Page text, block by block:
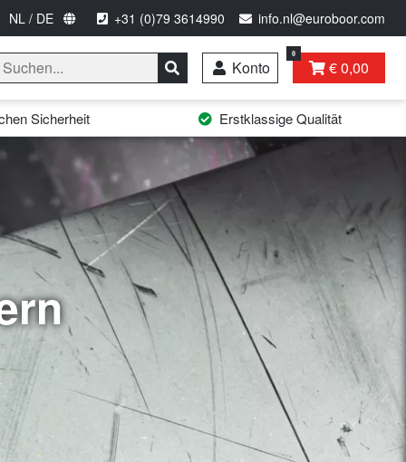
NL / DE +31 (0)79 3614990 info.nl@euroboor.com
Konto
0
€ 0,00
Sicherheit Erstklassige Qualität